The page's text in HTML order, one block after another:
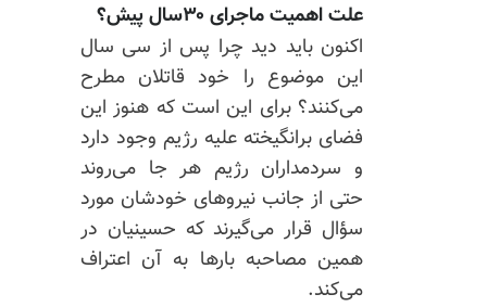
علت اهمیت ماجرای ۳۰سال پیش؟
اکنون باید دید چرا پس از سی سال
این موضوع را خود قاتلان مطرح
می‌کنند؟ برای این است که هنوز این
فضای برانگیخته علیه رژیم وجود دارد
و سردمداران رژیم هر جا می‌روند
حتی از جانب نیروهای خودشان مورد
سؤال قرار می‌گیرند که حسینیان در
همین مصاحبه بارها به آن اعتراف
می‌کند.